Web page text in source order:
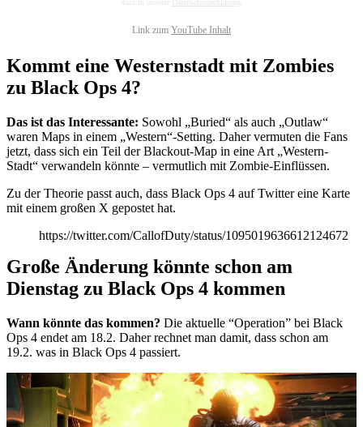
Datenschutzerklärung
Link zum YouTube Inhalt
Kommt eine Westernstadt mit Zombies
zu Black Ops 4?
Das ist das Interessante: Sowohl „Buried“ als auch „Outlaw“
waren Maps in einem „Western“-Setting. Daher vermuten die Fans
jetzt, dass sich ein Teil der Blackout-Map in eine Art „Western-
Stadt“ verwandeln könnte – vermutlich mit Zombie-Einflüssen.
Zu der Theorie passt auch, dass Black Ops 4 auf Twitter eine Karte
mit einem großen X gepostet hat.
https://twitter.com/CallofDuty/status/1095019636612124672
Große Änderung könnte schon am
Dienstag zu Black Ops 4 kommen
Wann könnte das kommen? Die aktuelle “Operation” bei Black
Ops 4 endet am 18.2. Daher rechnet man damit, dass schon am
19.2. was in Black Ops 4 passiert.